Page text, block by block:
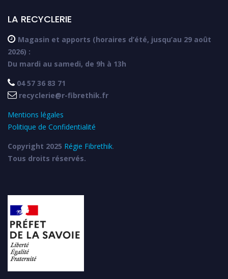
LA RECYCLERIE
 Magasin et apports (horaires d’été, jusqu’au 29 août
2026) :
Du mardi au samedi, de 9h à 13h
 04 57 36 83 71
 recyclerie@r-fibrethik.fr
Mentions légales
Politique de Confidentialité
Copyright 2025 Régie Fibrethik.
Tous droits réservés.